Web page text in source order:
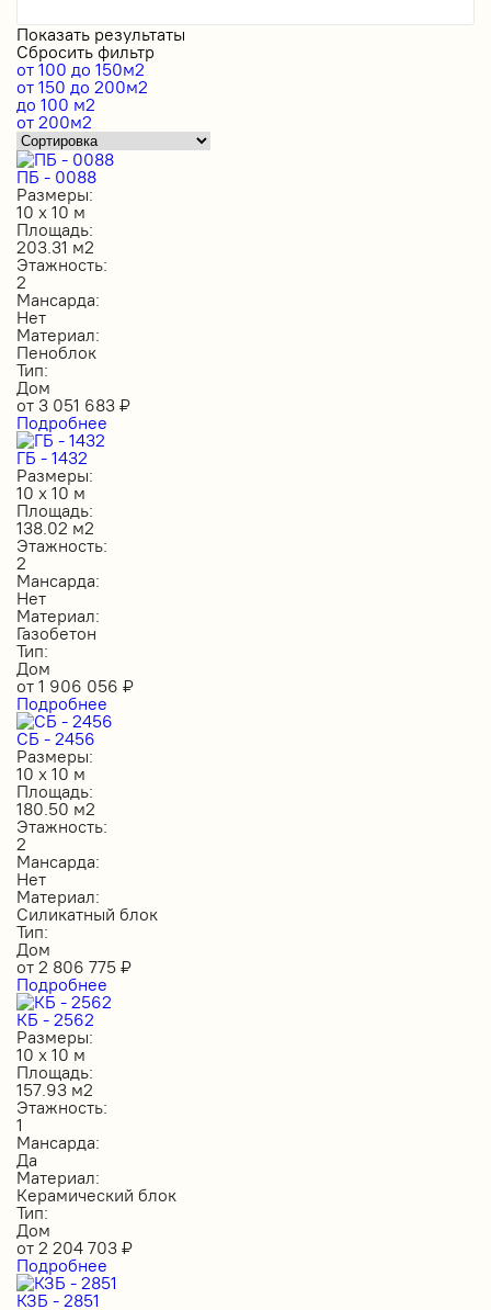
Показать результаты
Сбросить фильтр
от 100 до 150м2
от 150 до 200м2
до 100 м2
от 200м2
ПБ - 0088
Размеры:
10 х 10 м
Площадь:
203.31 м2
Этажность:
2
Мансарда:
Нет
Материал:
Пеноблок
Тип:
Дом
от 3 051 683 ₽
Подробнее
ГБ - 1432
Размеры:
10 х 10 м
Площадь:
138.02 м2
Этажность:
2
Мансарда:
Нет
Материал:
Газобетон
Тип:
Дом
от 1 906 056 ₽
Подробнее
СБ - 2456
Размеры:
10 х 10 м
Площадь:
180.50 м2
Этажность:
2
Мансарда:
Нет
Материал:
Силикатный блок
Тип:
Дом
от 2 806 775 ₽
Подробнее
КБ - 2562
Размеры:
10 х 10 м
Площадь:
157.93 м2
Этажность:
1
Мансарда:
Да
Материал:
Керамический блок
Тип:
Дом
от 2 204 703 ₽
Подробнее
КЗБ - 2851